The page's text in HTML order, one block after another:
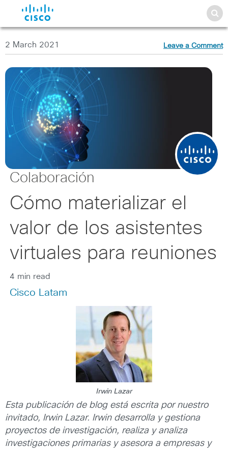
2 March 2021 Leave a Comment
Colaboración
Cómo materializar el
valor de los asistentes
virtuales para reuniones
4 min read
Cisco Latam
Irwin Lazar
Esta publicación de blog está escrita por nuestro
invitado, Irwin Lazar. Irwin desarrolla y gestiona
proyectos de investigación, realiza y analiza
investigaciones primarias y asesora a empresas y